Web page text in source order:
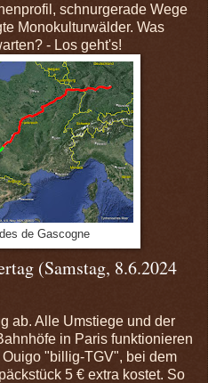
schnurgerade Wege
Monokulturwälder. Was
- Los geht's!
de Gascogne
(Samstag, 8.6.2024
ab. Alle Umstiege und der
in Paris funktionieren
"billig-TGV", bei dem
5 € extra kostet. So